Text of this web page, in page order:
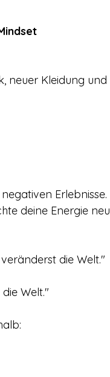
neuer Kleidung und
Erlebnisse.
deine Energie neu
die Welt."
Welt."